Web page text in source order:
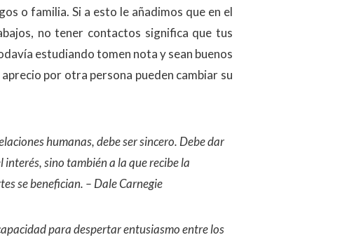
o familia. Si a esto le añadimos que en el
no tener contactos significa que tus
estudiando tomen nota y sean buenos
por otra persona pueden cambiar su
humanas, debe ser sincero. Debe dar
sino también a la que recibe la
se benefician. – Dale Carnegie
para despertar entusiasmo entre los